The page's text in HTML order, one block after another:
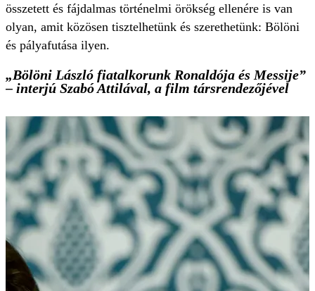
összetett és fájdalmas történelmi örökség ellenére is van
olyan, amit közösen tisztelhetünk és szerethetünk: Bölöni
és pályafutása ilyen.
„Bölöni László fiatalkorunk Ronaldója és Messije”
– interjú Szabó Attilával, a film társrendezőjével